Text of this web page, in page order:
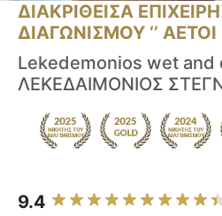
ΔΙΑΚΡΙΘΕΙΣΑ
ΔΙΑΓΩΝΙΣΜΟΥ ‘’ ΑΕΤΟΙ
Lekedemonios wet and
ΛΕΚΕΔΑΙΜΟΝΙΟΣ
9.4